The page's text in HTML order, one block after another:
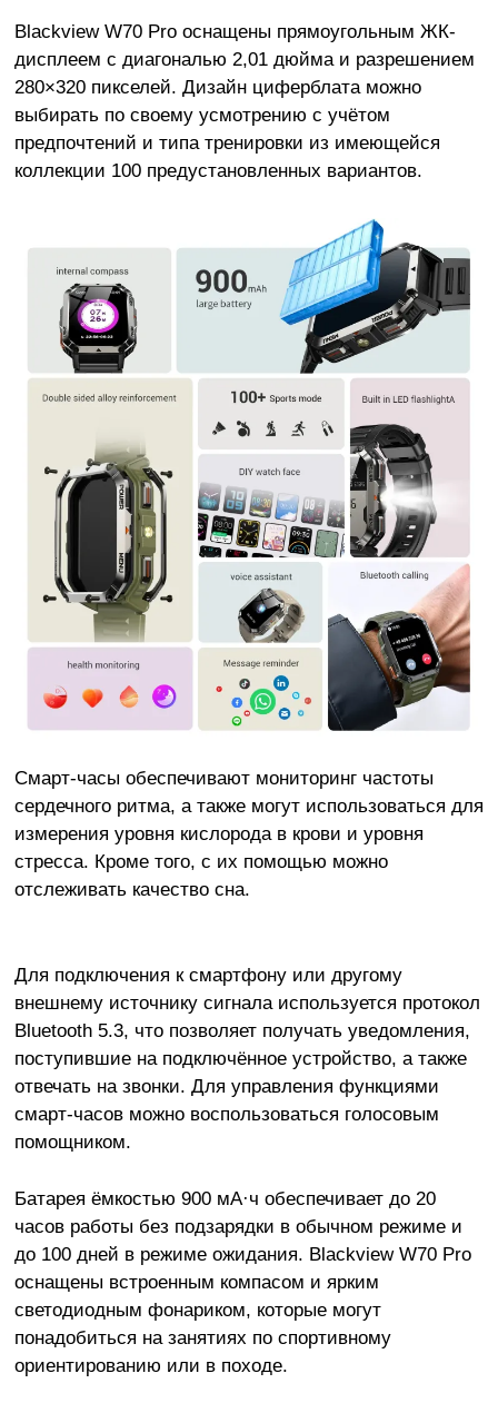
Blackview W70 Pro оснащены прямоугольным ЖК-
дисплеем с диагональю 2,01 дюйма и разрешением
280×320 пикселей. Дизайн циферблата можно
выбирать по своему усмотрению с учётом
предпочтений и типа тренировки из имеющейся
коллекции 100 предустановленных вариантов.
Смарт-часы обеспечивают мониторинг частоты
сердечного ритма, а также могут использоваться для
измерения уровня кислорода в крови и уровня
стресса. Кроме того, с их помощью можно
отслеживать качество сна.
Для подключения к смартфону или другому
внешнему источнику сигнала используется протокол
Bluetooth 5.3, что позволяет получать уведомления,
поступившие на подключённое устройство, а также
отвечать на звонки. Для управления функциями
смарт-часов можно воспользоваться голосовым
помощником.
Батарея ёмкостью 900 мА·ч обеспечивает до 20
часов работы без подзарядки в обычном режиме и
до 100 дней в режиме ожидания. Blackview W70 Pro
оснащены встроенным компасом и ярким
светодиодным фонариком, которые могут
понадобиться на занятиях по спортивному
ориентированию или в походе.